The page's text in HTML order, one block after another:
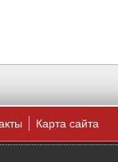
Карта сайта